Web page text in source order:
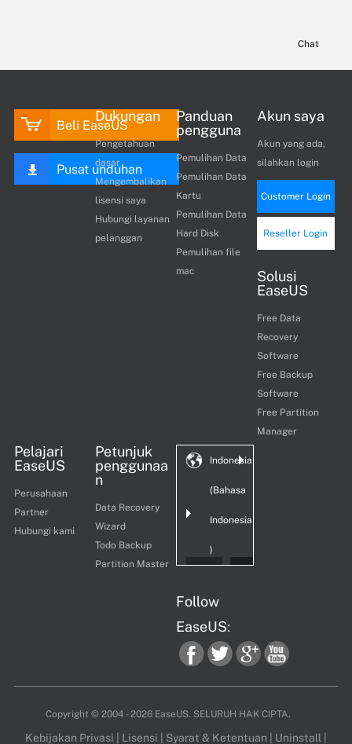
Chat
Beli EaseUS
Pusat unduhan
Dukungan
Pengetahuan
dasar
Mengembalikan
lisensi saya
Hubungi layanan
pelanggan
Panduan
pengguna
Pemulihan Data
Pemulihan Data
Kartu
Pemulihan Data
Hard Disk
Pemulihan file
mac
Akun saya
Akun yang ada,
silahkan login
Customer Login
Reseller Login
Solusi
EaseUS
Free Data
Recovery
Software
Free Backup
Software
Free Partition
Manager
Pelajari
EaseUS
Perusahaan
Partner
Hubungi kami
Petunjuk
penggunaa
n
Data Recovery
Wizard
Todo Backup
Partition Master
Indonesia
(Bahasa
Indonesia
)
Follow
EaseUS:
fac twi goo you
Copyright © 2004 - 2026 EaseUS. SELURUH HAK CIPTA.
Kebijakan Privasi | Lisensi | Syarat & Ketentuan | Uninstall |